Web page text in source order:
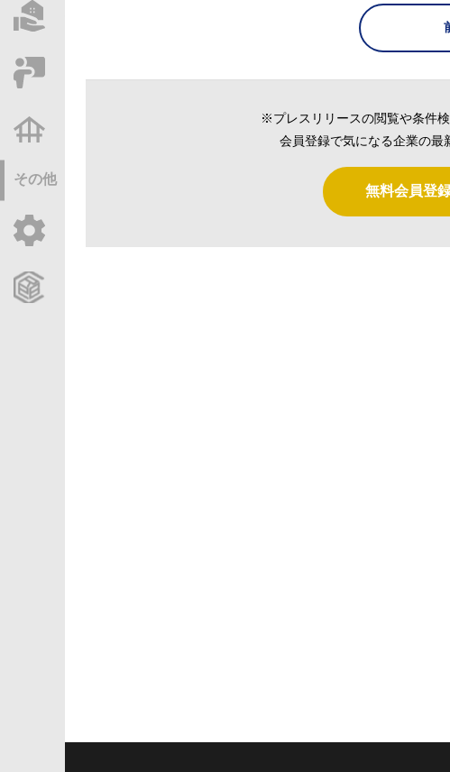
その他
※プレスリリースの閲覧や条件
会員登録で気になる企業の最
無料会員登